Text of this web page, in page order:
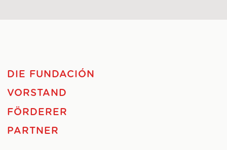
DIE FUNDACIÓN
VORSTAND
FÖRDERER
PARTNER